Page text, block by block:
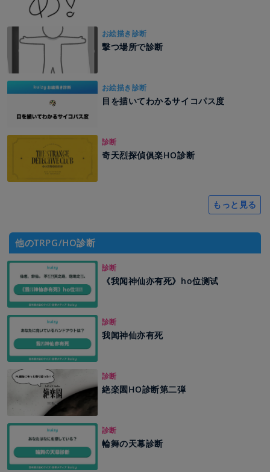
お絵描き診断
撃つ場所で診断
お絵描き診断
目を描いてわかるサイコパス度
診断
奇天烈探偵俱楽HO診断
もっと見る
他のTRPG/HO診断
診断
《我闻神仙亦有死》ho位测试
診断
我闻神仙亦有死
診断
絶楽園HO診断第二弾
診断
輪舞の天幕診断